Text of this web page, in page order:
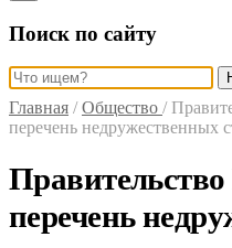
Поиск по сайту
Главная / Общество /
перечень недружественных
перечень